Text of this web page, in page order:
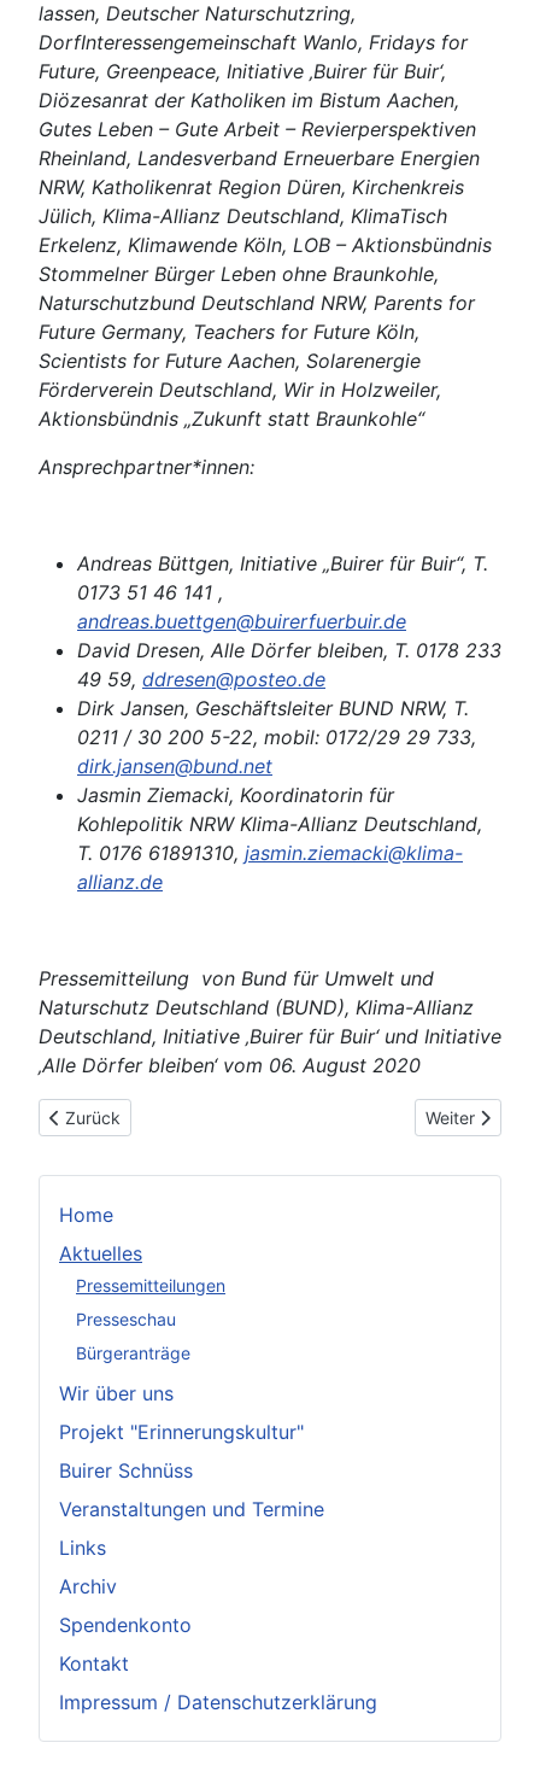
Home
Aktuelles
Pressemitteilungen
Presseschau
Bürgeranträge
Wir über uns
Projekt "Erinnerungskultur"
Buirer Schnüss
Veranstaltungen und Termine
Links
Archiv
Spendenkonto
Kontakt
Impressum / Datenschutzerklärung
lassen, Deutscher Naturschutzring,
DorfInteressengemeinschaft Wanlo, Fridays for
Future, Greenpeace, Initiative ‚Buirer für Buir‘,
Diözesanrat der Katholiken im Bistum Aachen,
Gutes Leben – Gute Arbeit – Revierperspektiven
Rheinland, Landesverband Erneuerbare Energien
NRW, Katholikenrat Region Düren, Kirchenkreis
Jülich, Klima-Allianz Deutschland, KlimaTisch
Erkelenz, Klimawende Köln, LOB – Aktionsbündnis
Stommelner Bürger Leben ohne Braunkohle,
Naturschutzbund Deutschland NRW, Parents for
Future Germany, Teachers for Future Köln,
Scientists for Future Aachen, Solarenergie
Förderverein Deutschland, Wir in Holzweiler,
Aktionsbündnis „Zukunft statt Braunkohle“
Ansprechpartner*innen:
Andreas Büttgen, Initiative „Buirer für Buir“, T.
0173 51 46 141 ,
andreas.buettgen@buirerfuerbuir.de
David Dresen, Alle Dörfer bleiben, T. 0178 233
49 59, ddresen@posteo.de
Dirk Jansen, Geschäftsleiter BUND NRW, T.
0211 / 30 200 5-22, mobil: 0172/29 29 733,
dirk.jansen@bund.net
Jasmin Ziemacki, Koordinatorin für
Kohlepolitik NRW Klima-Allianz Deutschland,
T. 0176 61891310, jasmin.ziemacki@klima-
allianz.de
Pressemitteilung von Bund für Umwelt und
Naturschutz Deutschland (BUND), Klima-Allianz
Deutschland, Initiative ‚Buirer für Buir‘ und Initiative
‚Alle Dörfer bleiben‘ vom 06. August 2020
Vorheriger Beitrag: Eine Zukunft für den Hambacher Wald
Zurück Nächster
Weiter